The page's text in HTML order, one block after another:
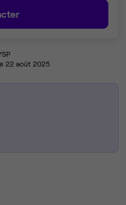
22 août 2025